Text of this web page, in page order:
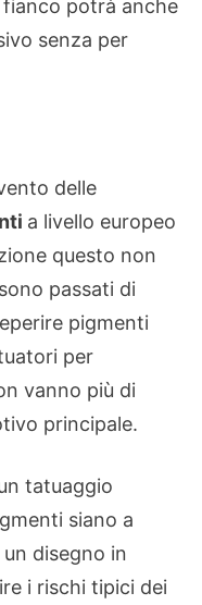
potrà anche
senza per
delle
a livello europeo
questo non
passati di
pigmenti
per
vanno più di
principale.
tatuaggio
siano a
disegno in
i rischi tipici dei